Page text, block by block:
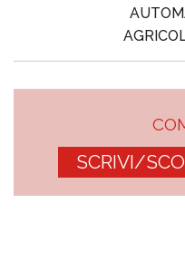
SCRIVI/